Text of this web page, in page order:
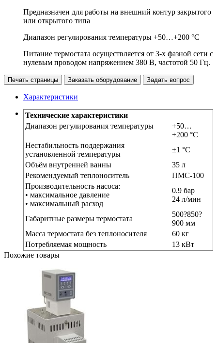
Предназначен для работы на внешний контур закрытого
или открытого типа
Диапазон регулирования температуры +50…+200 °С
Питание термостата осуществляется от 3-х фазной сети с
нулевым проводом напряжением 380 В, частотой 50 Гц.
Печать страницы Заказать оборудование Задать вопрос
Характеристики
Технические характеристики
Диапазон регулирования температуры
+50…
+200 °С
Нестабильность поддержания
установленной температуры
±1 °С
Объём внутренней ванны
35 л
Рекомендуемый теплоноситель
ПМС-100
Производительность насоса:
• максимальное давление
• максимальный расход
0.9 бар
24 л/мин
Габаритные размеры термостата
500?850?
900 мм
Масса термостата без теплоносителя
60 кг
Потребляемая мощность
13 кВт
Похожие товары